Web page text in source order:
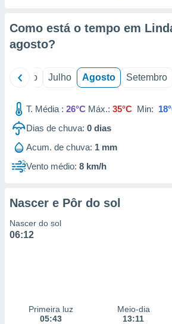
através
estudos
de
Como está o tempo em
agosto?
Junho Julho Agosto Setembro
T. Média : 26°C Máx.: 35°C Min:
Dias de chuva: 0 dias
Acum. de chuva: 1 mm
Vento médio: 8 km/h
Nascer e Pôr do sol
Nascer do sol
06:12
Primeira luz
05:43
Meio-dia
13:11